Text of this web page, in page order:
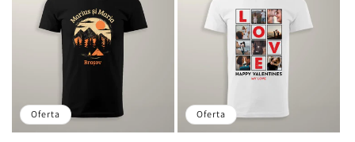
Oferta Oferta